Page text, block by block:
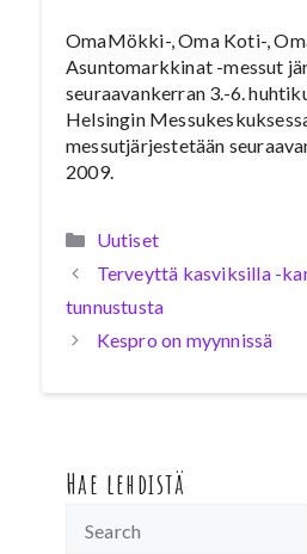
OmaMökki-, Oma Koti-,
Asuntomarkkinat -messut
seuraavankerran 3.-6.
Helsingin
messutjärjestetään
2009.
Kategoriat
Uutiset
Terveyttä kasviksilla -
tunnustusta
Kespro on myynnissä
Hae lehdistä